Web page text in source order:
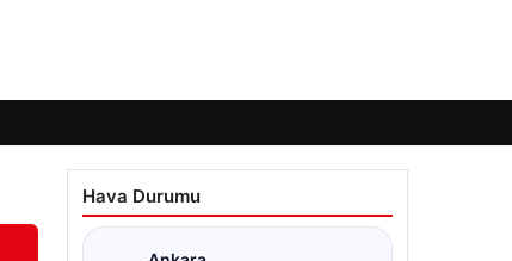
Hava Durumu